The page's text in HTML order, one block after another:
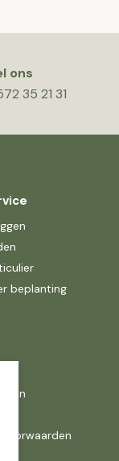
ons
35 21 31
beplanting